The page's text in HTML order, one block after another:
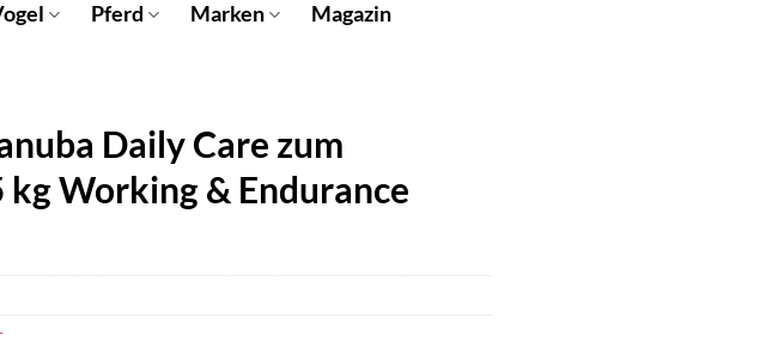
Pferd Marken Magazin
Daily Care zum
Working & Endurance